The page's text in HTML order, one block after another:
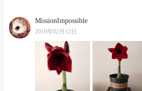
MissionImpossible
2019年02月12日